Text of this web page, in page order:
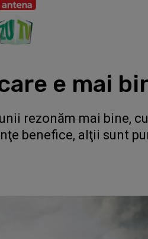
e mai
rezonăm mai bine,
benefice, alţii sunt